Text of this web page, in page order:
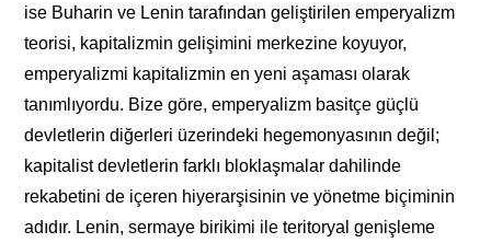
ise Buharin ve Lenin tarafından geliştirilen emperyalizm
teorisi, kapitalizmin gelişimini merkezine koyuyor,
emperyalizmi kapitalizmin en yeni aşaması olarak
tanımlıyordu. Bize göre, emperyalizm basitçe güçlü
devletlerin diğerleri üzerindeki hegemonyasının değil;
kapitalist devletlerin farklı bloklaşmalar dahilinde
rekabetini de içeren hiyerarşisinin ve yönetme biçiminin
adıdır. Lenin, sermaye birikimi ile teritoryal genişleme